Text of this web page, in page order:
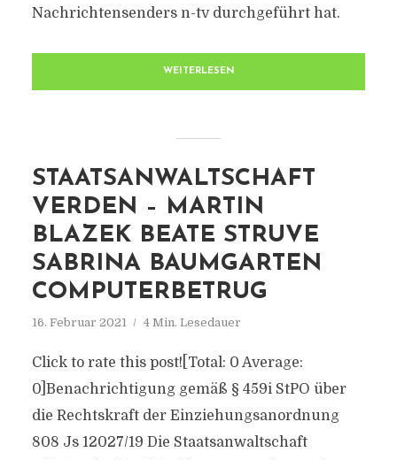
Nachrichtensenders n-tv durchgeführt hat.
WEITERLESEN
STAATSANWALTSCHAFT
VERDEN – MARTIN
BLAZEK BEATE STRUVE
SABRINA BAUMGARTEN
COMPUTERBETRUG
16. Februar 2021 4 Min. Lesedauer
Click to rate this post![Total: 0 Average:
0]Benachrichtigung gemäß § 459i StPO über
die Rechtskraft der Einziehungsanordnung
808 Js 12027/​19 Die Staatsanwaltschaft